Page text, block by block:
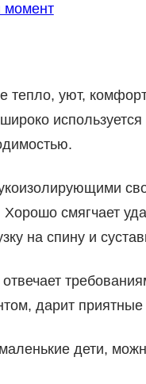
момент
уют,
смягчает
на спину и
дарит
дети,